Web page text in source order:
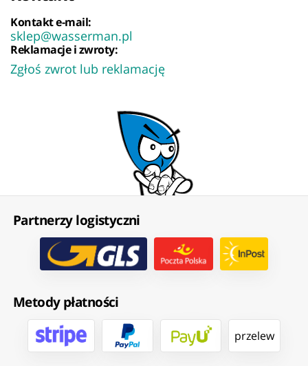
Kontakt e-mail:
sklep@wasserman.pl
Reklamacje i zwroty:
Zgłoś zwrot lub reklamację
Partnerzy logistyczni
Metody płatności
przelew